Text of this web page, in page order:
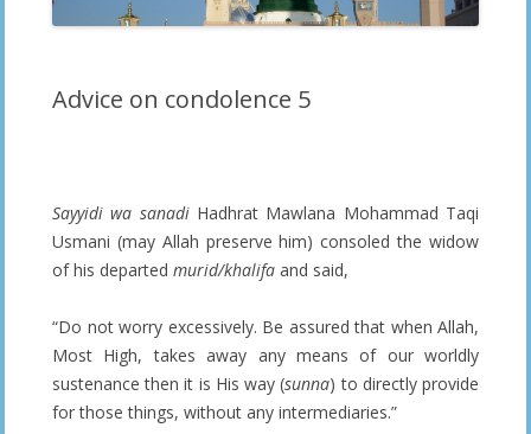
Advice on condolence 5
Sayyidi wa sanadiHadhrat Mawlana Mohammad Taqi
Usmani (may Allah preserve him) consoled the widow
of his departed murid/khalifa and said,
“Do not worry excessively. Be assured that when Allah,
Most High, takes away any means of our worldly
sustenance then it is His way (sunna) to directly provide
for those things, without any intermediaries.”